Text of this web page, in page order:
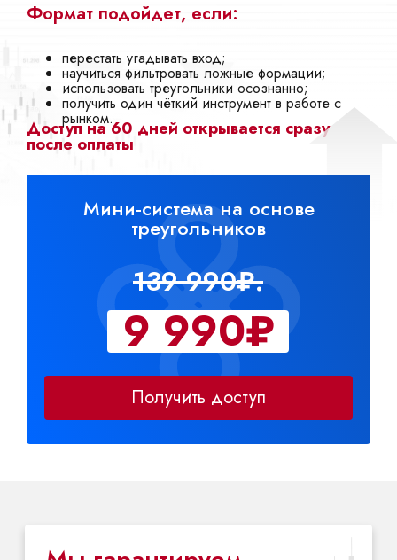
Формат подойдет, если:
Доступ на 60 дней открывается сразу
после оплаты
перестать угадывать вход;
научиться фильтровать ложные формации;
использовать треугольники осознанно;
получить один чёткий инструмент в работе с
рынком.
Мини-система на основе
треугольников
139 990₽.
Получить доступ
9 990₽